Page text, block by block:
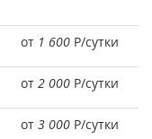
от 1 600 Р/сутки
от 2 000 Р/сутки
от 3 000 Р/сутки